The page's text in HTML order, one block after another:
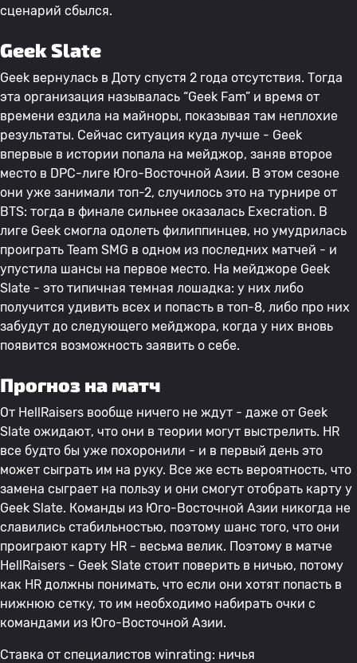
сценарий сбылся.
Geek Slate
Geek вернулась в Доту спустя 2 года отсутствия. Тогда
эта организация называлась “Geek Fam” и время от
времени ездила на майноры, показывая там неплохие
результаты. Сейчас ситуация куда лучше - Geek
впервые в истории попала на мейджор, заняв второе
место в DPC-лиге Юго-Восточной Азии. В этом сезоне
они уже занимали топ-2, случилось это на турнире от
BTS: тогда в финале сильнее оказалась Execration. В
лиге Geek смогла одолеть филиппинцев, но умудрилась
проиграть Team SMG в одном из последних матчей - и
упустила шансы на первое место. На мейджоре Geek
Slate - это типичная темная лошадка: у них либо
получится удивить всех и попасть в топ-8, либо про них
забудут до следующего мейджора, когда у них вновь
появится возможность заявить о себе.
Прогноз на матч
От HellRaisers вообще ничего не ждут - даже от Geek
Slate ожидают, что они в теории могут выстрелить. HR
все будто бы уже похоронили - и в первый день это
может сыграть им на руку. Все же есть вероятность, что
замена сыграет на пользу и они смогут отобрать карту у
Geek Slate. Команды из Юго-Восточной Азии никогда не
славились стабильностью, поэтому шанс того, что они
проиграют карту HR - весьма велик. Поэтому в матче
HellRaisers - Geek Slate стоит поверить в ничью, потому
как HR должны понимать, что если они хотят попасть в
нижнюю сетку, то им необходимо набирать очки с
командами из Юго-Восточной Азии.
Ставка от специалистов winrating: ничья